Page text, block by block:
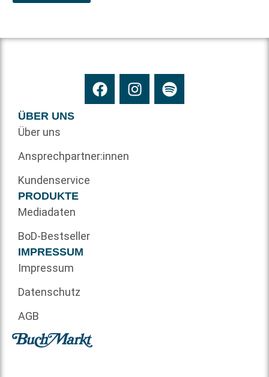
ÜBER UNS
Über uns
Ansprechpartner:innen
Kundenservice
PRODUKTE
Mediadaten
BoD-Bestseller
IMPRESSUM
Impressum
Datenschutz
AGB